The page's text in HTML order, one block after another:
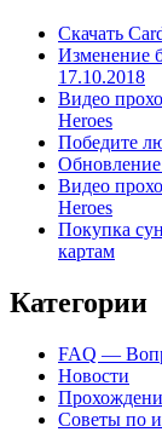
Скачать
Изменение
17.10.2018
Видео
Heroes
Победите
Обновление
Видео
Heroes
Покупка
картам
Категории
FAQ —
Новости
Советы по